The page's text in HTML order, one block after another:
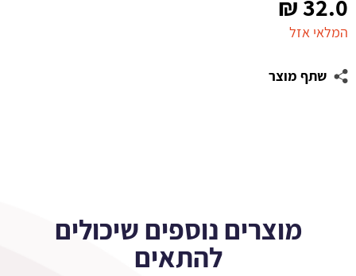
32.0
₪
המלאי אזל
שתף מוצר
מוצרים נוספים שיכולים
להתאים